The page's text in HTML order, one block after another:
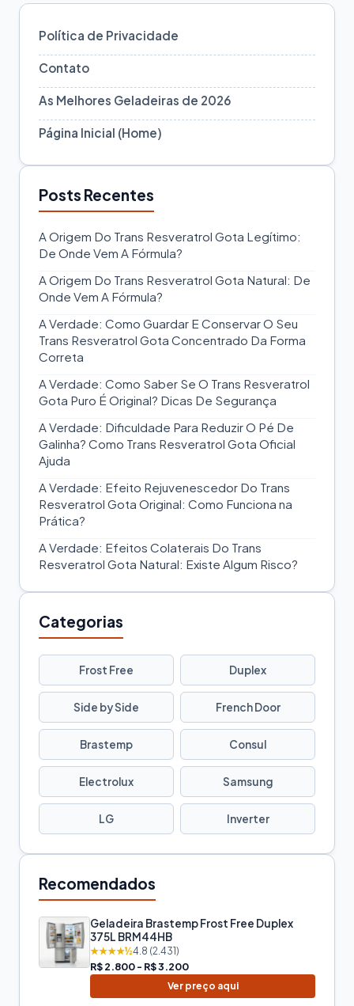
Política de Privacidade
Contato
As Melhores Geladeiras de 2026
Página Inicial (Home)
Posts Recentes
A Origem Do Trans Resveratrol Gota Legítimo:
De Onde Vem A Fórmula?
A Origem Do Trans Resveratrol Gota Natural: De
Onde Vem A Fórmula?
A Verdade: Como Guardar E Conservar O Seu
Trans Resveratrol Gota Concentrado Da Forma
Correta
A Verdade: Como Saber Se O Trans Resveratrol
Gota Puro É Original? Dicas De Segurança
A Verdade: Dificuldade Para Reduzir O Pé De
Galinha? Como Trans Resveratrol Gota Oficial
Ajuda
A Verdade: Efeito Rejuvenescedor Do Trans
Resveratrol Gota Original: Como Funciona na
Prática?
A Verdade: Efeitos Colaterais Do Trans
Resveratrol Gota Natural: Existe Algum Risco?
Categorias
Frost Free Duplex
Side by Side French Door
Brastemp Consul
Electrolux Samsung
LG Inverter
Recomendados
Geladeira Brastemp Frost Free Duplex
375L BRM44HB
★★★★½4.8 (2.431)
R$ 2.800 - R$ 3.200
Ver preço aqui